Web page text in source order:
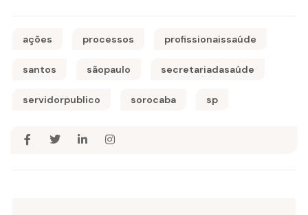
ações processos profissionaissaúde
santos sãopaulo secretariadasaúde
servidorpublico sorocaba sp